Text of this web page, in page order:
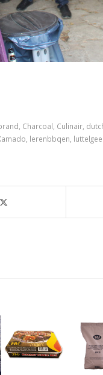
, Charcoal, Culinair,
, lerenbbqen,